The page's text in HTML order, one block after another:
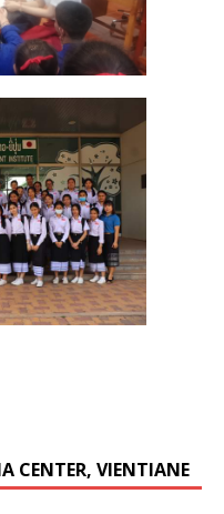
CENTER, VIENTIANE